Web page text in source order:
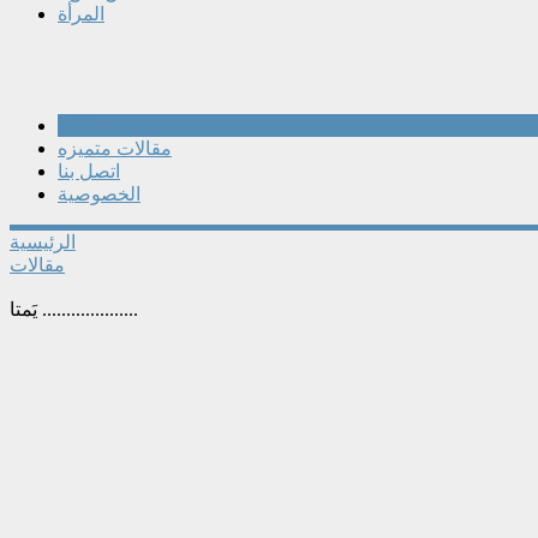
المرأة
مقالات متميزه
اتصل بنا
الخصوصية
الرئيسية
مقالات
يَمتا ....................